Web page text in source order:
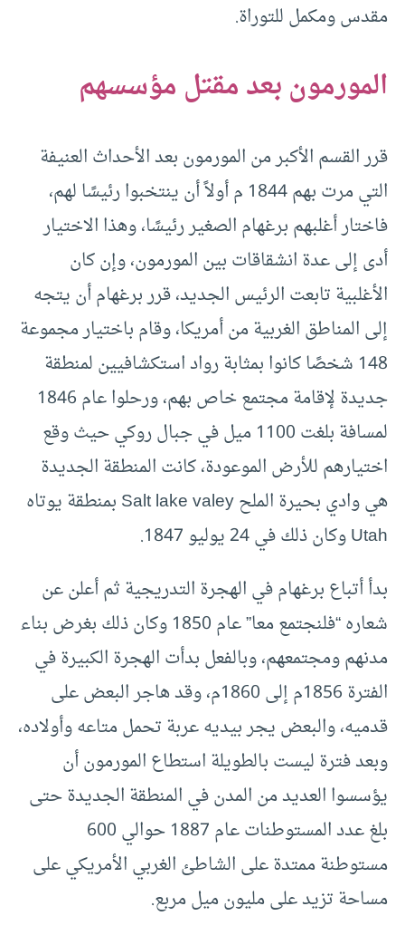
مقدس ومكمل للتوراة.
المورمون بعد مقتل مؤسسهم
قرر القسم الأكبر من المورمون بعد الأحداث العنيفة
التي مرت بهم 1844 م أولاً أن ينتخبوا رئيسًا لهم،
فاختار أغلبهم برغهام الصغير رئيسًا، وهذا الاختيار
أدى إلى عدة انشقاقات بين المورمون، وإن كان
الأغلبية تابعت الرئيس الجديد، قرر برغهام أن يتجه
إلى المناطق الغربية من أمريكا، وقام باختيار مجموعة
148 شخصًا كانوا بمثابة رواد استكشافيين لمنطقة
جديدة لإقامة مجتمع خاص بهم، ورحلوا عام 1846
لمسافة بلغت 1100 ميل في جبال روكي حيث وقع
اختيارهم للأرض الموعودة، كانت المنطقة الجديدة
هي وادي بحيرة الملح Salt lake valey بمنطقة يوتاه
Utah وكان ذلك في 24 يوليو 1847.
بدأ أتباع برغهام في الهجرة التدريجية ثم أعلن عن
شعاره “فلنجتمع معا” عام 1850 وكان ذلك بغرض بناء
مدنهم ومجتمعهم، وبالفعل بدأت الهجرة الكبيرة في
الفترة 1856م إلى 1860م، وقد هاجر البعض على
قدميه، والبعض يجر بيديه عربة تحمل متاعه وأولاده،
وبعد فترة ليست بالطويلة استطاع المورمون أن
يؤسسوا العديد من المدن في المنطقة الجديدة حتى
بلغ عدد المستوطنات عام 1887 حوالي 600
مستوطنة ممتدة على الشاطئ الغربي الأمريكي على
مساحة تزيد على مليون ميل مربع.